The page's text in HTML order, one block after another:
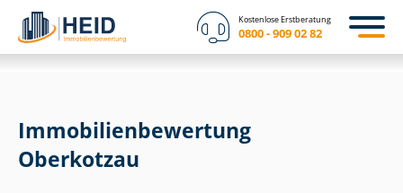
Kostenlose Erstberatung
0800 - 909 02 82
Immobilien­bewertung
Oberkotzau